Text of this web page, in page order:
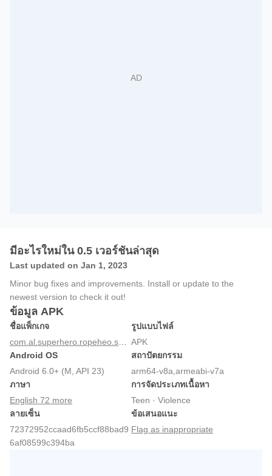
มีอะไรใหม่ใน 0.5 เวอร์ชันล่าสุด
Last updated on Jan 1, 2023
Minor bug fixes and improvements. Install or update to the
newest version to check it out!
ข้อมูล APK
ชื่อแพ็กเกจ
รูปแบบไฟล์
APK
Android OS
Android 6.0+ (M, API 23)
สถาปัตยกรรม
arm64-v8a,armeabi-v7a
ภาษา
English 72 more
การจัดประเภทเนื้อหา
Teen · Violence
ลายเซ็น
72372952ccaad6fb5ccf88bad9
6af08599c394ba
ข้อเสนอแนะ
Flag as inappropriate